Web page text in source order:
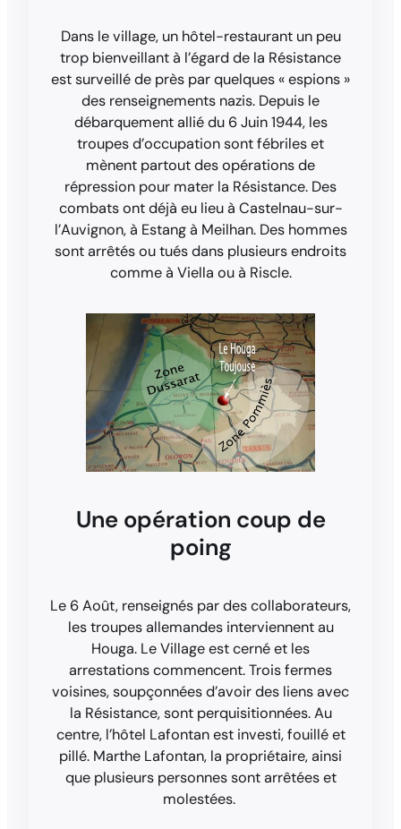
Dans le village, un hôtel-restaurant un peu
trop bienveillant à l’égard de la Résistance
est surveillé de près par quelques « espions »
des renseignements nazis. Depuis le
débarquement allié du 6 Juin 1944, les
troupes d’occupation sont fébriles et
mènent partout des opérations de
répression pour mater la Résistance. Des
combats ont déjà eu lieu à Castelnau-sur-
l’Auvignon, à Estang à Meilhan. Des hommes
sont arrêtés ou tués dans plusieurs endroits
comme à Viella ou à Riscle.
Une opération coup de
poing
Le 6 Août, renseignés par des collaborateurs,
les troupes allemandes interviennent au
Houga. Le Village est cerné et les
arrestations commencent. Trois fermes
voisines, soupçonnées d’avoir des liens avec
la Résistance, sont perquisitionnées. Au
centre, l’hôtel Lafontan est investi, fouillé et
pillé. Marthe Lafontan, la propriétaire, ainsi
que plusieurs personnes sont arrêtées et
molestées.